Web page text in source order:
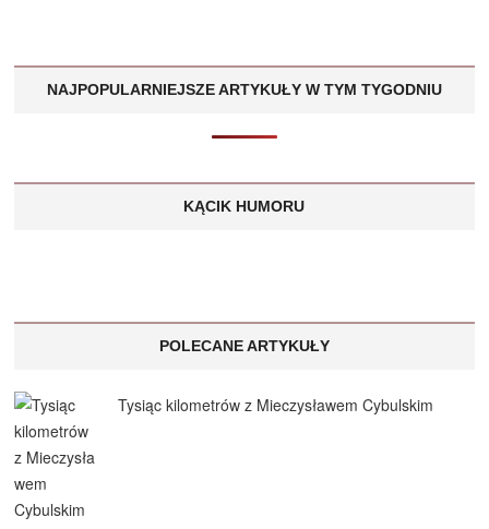
NAJPOPULARNIEJSZE ARTYKUŁY W TYM TYGODNIU
KĄCIK HUMORU
POLECANE ARTYKUŁY
Tysiąc kilometrów z Mieczysławem Cybulskim